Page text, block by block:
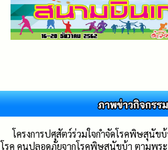
โครงการปศุสัตว์ร่วมใจกำจัดโรคพิษสุนัข
โรค คนปลอดภัยจากโรคพิษสุนัขบ้า ตามพร